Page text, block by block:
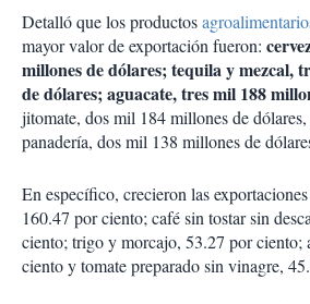
Detalló que los productos
mayor valor de exportación fueron:
millones de dólares; tequila y mezcal,
de dólares; aguacate, tres mil 188
jitomate, dos mil 184 millones de
panadería, dos mil 138 millones de
En específico, crecieron las
160.47 por ciento; café sin tostar sin
ciento; trigo y morcajo, 53.27 por ciento;
ciento y tomate preparado sin vinagre,